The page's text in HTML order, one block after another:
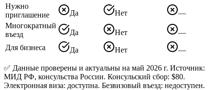
Нужно
приглашение
Да Нет
—
Многократный
въезд
Да Нет
—
Для бизнеса
Да Нет —
✅ Данные проверены и актуальны на май 2026 г. Источник:
МИД РФ, консульства России. Консульский сбор: $80.
Электронная виза: доступна. Безвизовый въезд: недоступен.